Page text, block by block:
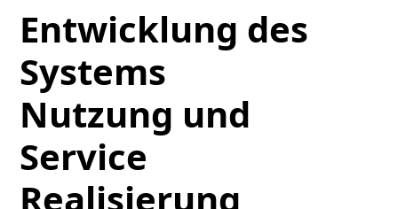
Entwicklung des
Systems
Nutzung und
Service
Realisierung